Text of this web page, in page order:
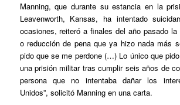
Manning, que durante su estancia en la
Leavenworth, Kansas, ha intentado
ocasiones, reiteró a finales del año pasado la
o reducción de pena que ya hizo nada más
pido que se me perdone (…) Lo único que
una prisión militar tras cumplir seis años de
persona que no intentaba dañar los
Unidos”, solicitó Manning en una carta.